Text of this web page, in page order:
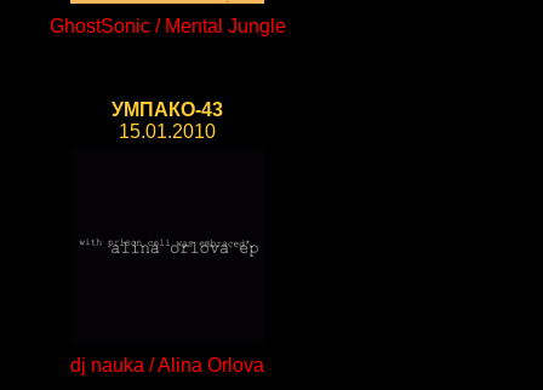
GhostSonic / Mental Jungle
УМПАКО-43
15.01.2010
dj nauka / Alina Orlova